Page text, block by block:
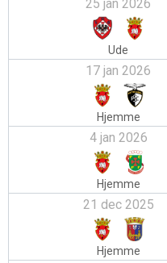
25 jan 2026
Ude
17 jan 2026
Hjemme
4 jan 2026
Hjemme
21 dec 2025
Hjemme